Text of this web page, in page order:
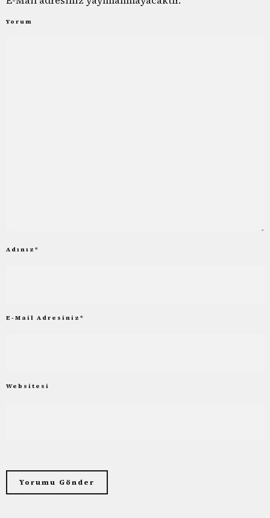
Yorum
Adınız *
E-Mail Adresiniz *
Websitesi